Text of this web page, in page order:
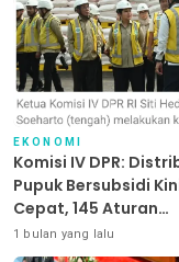
EKONOMI
Komisi IV DPR:
Pupuk Bersubsidi
Cepat, 145 Aturan
Dipangkas
1 bulan yang lalu